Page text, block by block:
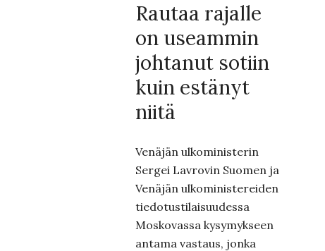
Rautaa rajalle
on useammin
johtanut sotiin
kuin estänyt
niitä
Venäjän ulkoministerin
Sergei Lavrovin Suomen ja
Venäjän ulkoministereiden
tiedotustilaisuudessa
Moskovassa kysymykseen
antama vastaus, jonka